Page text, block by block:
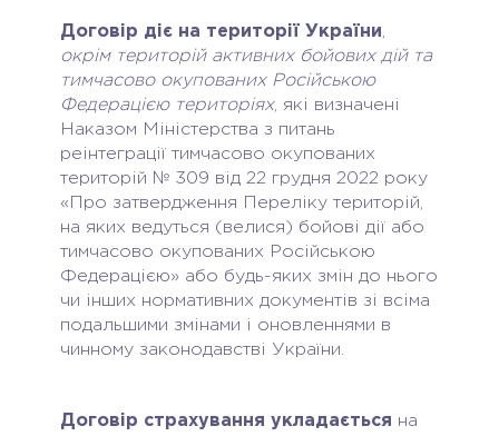
Договір діє на території України,
окрім територій активних бойових дій та
тимчасово окупованих Російською
Федерацією територіях, які визначені
Наказом Міністерства з питань
реінтеграції тимчасово окупованих
територій № 309 від 22 грудня 2022 року
«Про затвердження Переліку територій,
на яких ведуться (велися) бойові дії або
тимчасово окупованих Російською
Федерацією» або будь-яких змін до нього
чи інших нормативних документів зі всіма
подальшими змінами і оновленнями в
чинному законодавстві України.
Договір страхування укладається на